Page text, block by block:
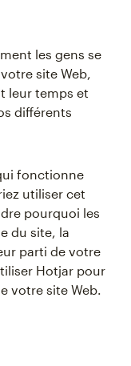
les gens se
site Web,
leur temps et
différents
fonctionne
utiliser cet
pourquoi les
du site, la
parti de votre
Hotjar pour
votre site Web.